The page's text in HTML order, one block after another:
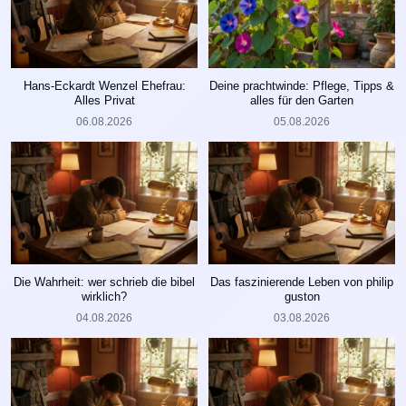
Hans-Eckardt Wenzel Ehefrau:
Alles Privat
06.08.2026
Deine prachtwinde: Pflege, Tipps &
alles für den Garten
05.08.2026
Die Wahrheit: wer schrieb die bibel
wirklich?
04.08.2026
Das faszinierende Leben von philip
guston
03.08.2026